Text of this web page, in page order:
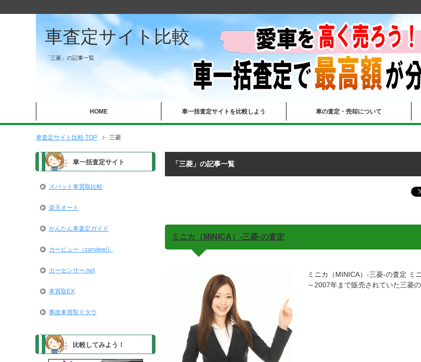
車査定サイト比較
「三菱」の記事一覧
HOME 車一括査定サイトを比較しよう 車の査定・売却について
車査定サイト比較 TOP 三菱
「三菱」の記事一覧
ミニカ（MINICA）-三菱-の査定
ミニカ（MINICA）-三菱-の査定 ミ
～2007年まで販売されていた三菱の
車一括査定サイト
ズバット車買取比較
楽天オート
かんたん車査定ガイド
カービュー（carview!）
カーセンサー.net
車買取EX
事故車買取りタウ
比較してみよう！